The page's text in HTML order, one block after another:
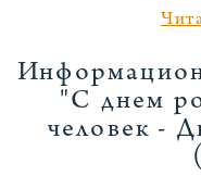
"С днем
человек -